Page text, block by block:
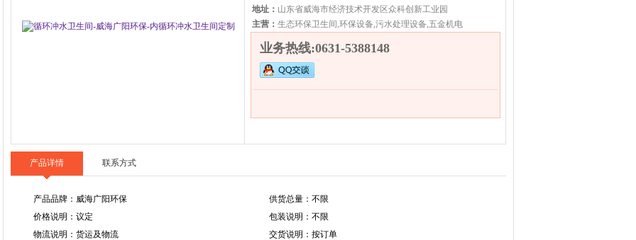
地址： 山东省威海市经济技术开发区众科创新工业园
主营： 生态环保卫生间,环保设备,污水处理设备,五金机电
业务热线:0631-5388148
产品详情 联系方式
产品品牌：威海广阳环保
供货总量：不限
价格说明：议定
包装说明：不限
物流说明：货运及物流
交货说明：按订单